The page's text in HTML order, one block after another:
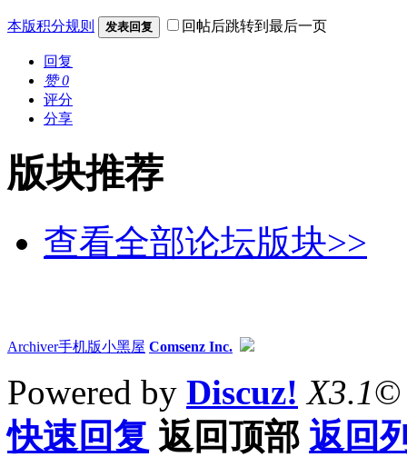
本版积分规则 发表回复 回帖后跳转到最后一页
回复
赞0
评分
分享
版块推荐
查看全部论坛版块>>
Archiver手机版小黑屋 Comsenz Inc.
Powered by Discuz! X3.1©
快速回复 返回顶部 返回